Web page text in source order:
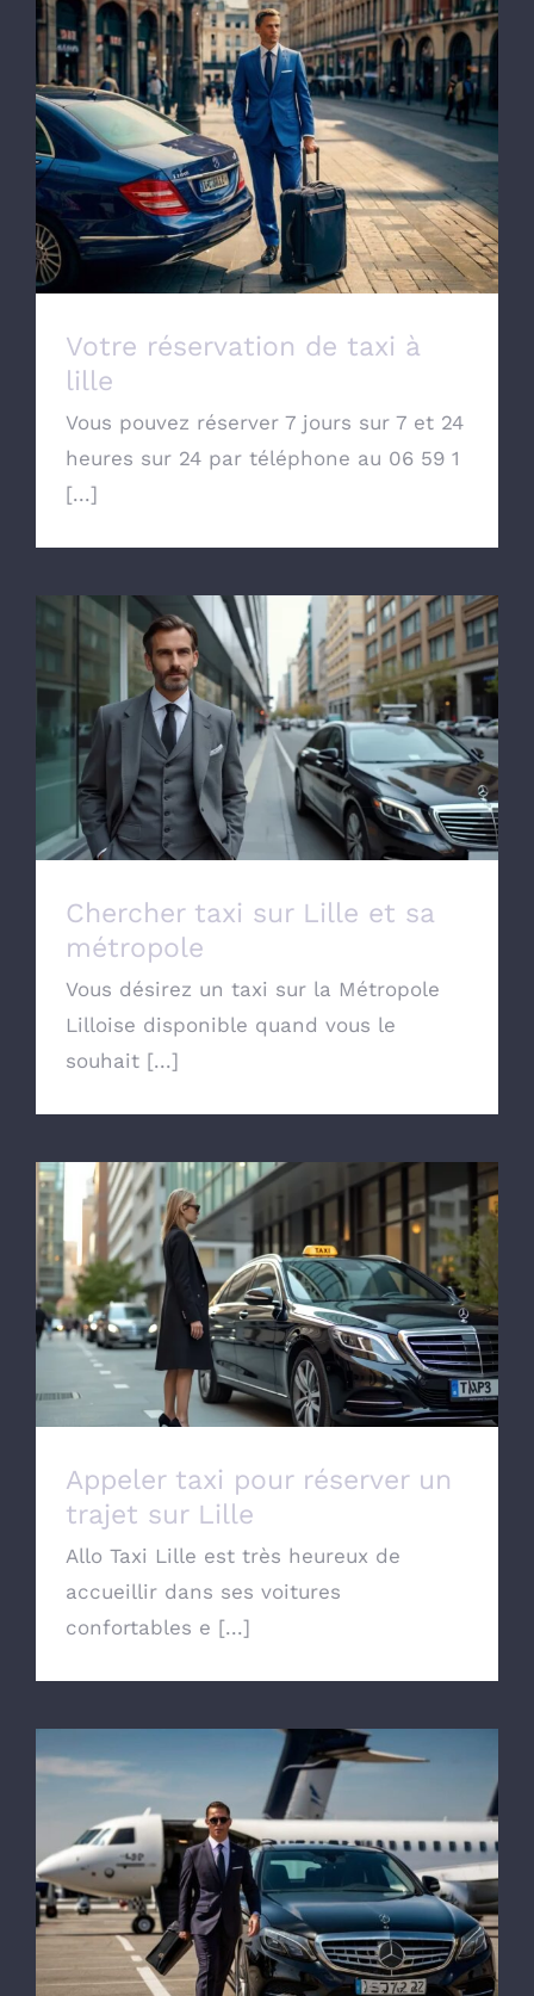
Votre réservation de taxi à lille
Votre réservation de taxi à
lille
Vous pouvez réserver 7 jours sur 7 et 24
heures sur 24 par téléphone au 06 59 1
[...]
Chercher taxi sur Lille et sa métropole
Chercher taxi sur Lille et sa
métropole
Vous désirez un taxi sur la Métropole
Lilloise disponible quand vous le
souhait [...]
Appeler taxi pour réserver un trajet sur
Lille
Appeler taxi pour réserver un
trajet sur Lille
Allo Taxi Lille est très heureux de
accueillir dans ses voitures
confortables e [...]
Vous souhaitez réserver un taxi pour aller
à l’aéroport de Lille Lesquin